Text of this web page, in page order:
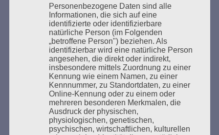
des Gedenkens an die Verbrennung von Büchern am
Kaifu-Ufer – genau an dem Ort, wo im Mai 1933 NS-
Studentenorganisationen und Burschenschaftler
Bücher verbrannten.
Weitere Informationen:lesezeichen-setzen.de
GEDENKEN UND ERINNERN BEGINNT IN
UNSERER NACHBARSCHAFT
Personenbezogene Daten sind alle
Informationen, die sich auf eine
identifizierte oder identifizierbare
natürliche Person (im Folgenden
„betroffene Person") beziehen. Als
identifizierbar wird eine natürliche Person
angesehen, die direkt oder indirekt,
insbesondere mittels Zuordnung zu einer
Kennung wie einem Namen, zu einer
Kennnummer, zu Standortdaten, zu einer
Online-Kennung oder zu einem oder
mehreren besonderen Merkmalen, die
Ausdruck der physischen,
physiologischen, genetischen,
psychischen, wirtschaftlichen, kulturellen